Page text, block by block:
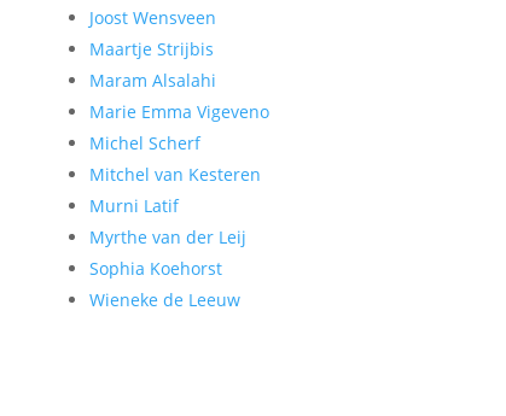
Joost Wensveen
Maartje Strijbis
Maram Alsalahi
Marie Emma Vigeveno
Michel Scherf
Mitchel van Kesteren
Murni Latif
Myrthe van der Leij
Sophia Koehorst
Wieneke de Leeuw